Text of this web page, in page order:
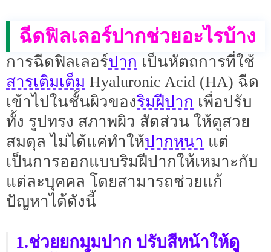
ฉีดฟิลเลอร์ปากช่วยอะไรบ้าง
การฉีดฟิลเลอร์ปาก เป็นหัตถการที่ใช้
สารเติมเต็ม Hyaluronic Acid (HA) ฉีด
เข้าไปในชั้นผิวของริมฝีปาก เพื่อปรับ
ทั้ง รูปทรง สภาพผิว สัดส่วน ให้ดูสวย
สมดุล ไม่ได้แค่ทำให้ปากหนา แต่
เป็นการออกแบบริมฝีปากให้เหมาะกับ
แต่ละบุคคล โดยสามารถช่วยแก้
ปัญหาได้ดังนี้
1.ช่วยยกมุมปาก ปรับสีหน้าให้ดู